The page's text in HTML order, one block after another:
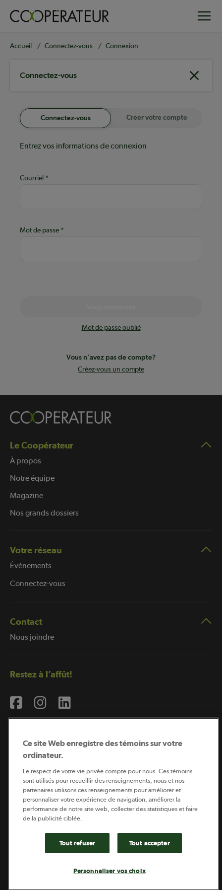
principal
Fil
Accueil Connectez-vous Connexion
Connectez-vous
Connectez-vous Créer votre compte
Entrez vos informations de connexion
Courriel
Mot de passe
Mot de passe oublié
Vous n’avez pas de compte?
Créez-vous un compte
Le Coopérateur
À propos
Notre équipe
Magazine
Nos grands dossiers
Votre réseau
Évènements
Connectez-vous
Contact
Nous joindre
Restez à l’affût!
Coopérateur est publié par Sollio Groupe Coopératif.
Il est l’outil d’information de la coopération agricole
québécoise.
Ce site Web enregistre des témoins sur votre
ordinateur.
Le respect de votre vie privée compte pour nous. Ces témoins
sont utilisés pour recueillir des renseignements, nous et nos
partenaires utilisons ces renseignements pour améliorer et
personnaliser votre expérience de navigation, améliorer la
performance de notre site web, collecter des statistiques et faire
de la publicité ciblée.
Tout refuser Tout accepter
Personnaliser vos choix